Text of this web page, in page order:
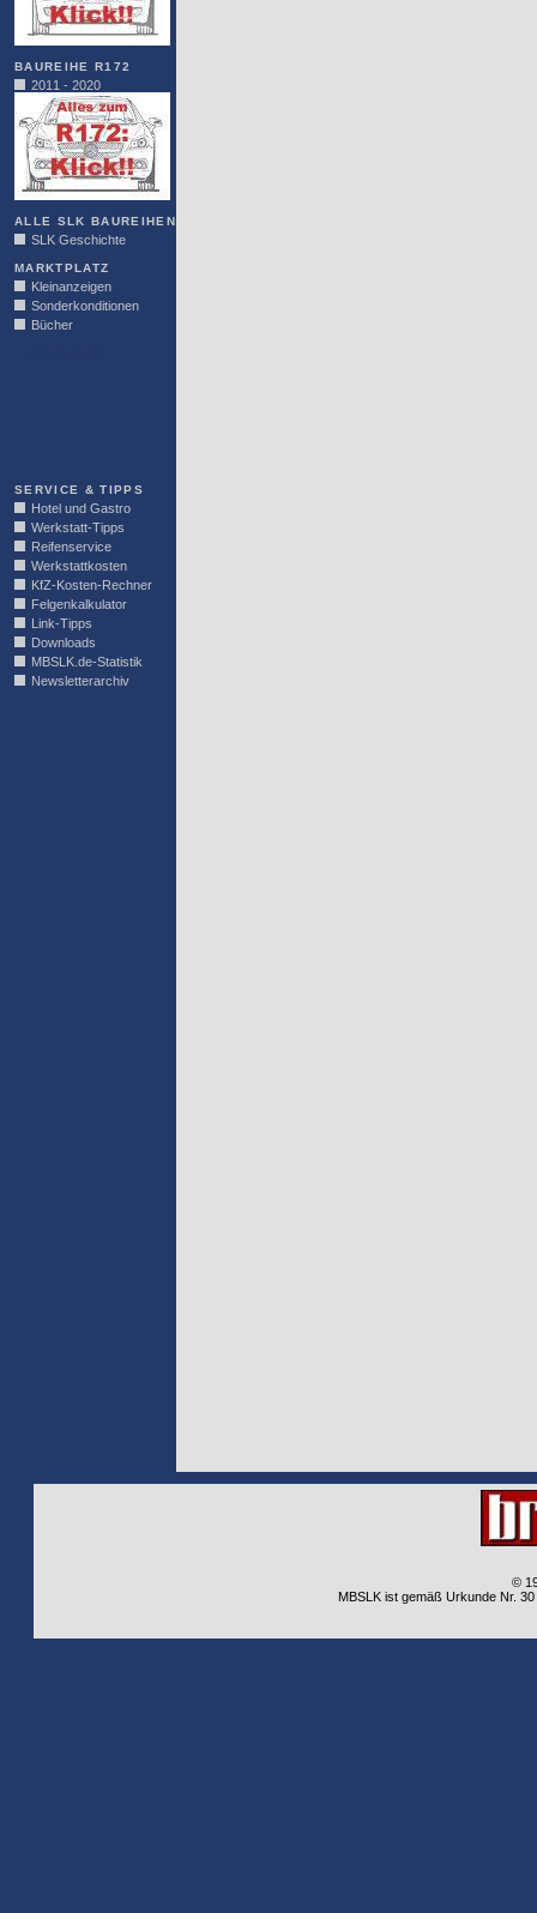
BAUREIHE R172
2011 - 2020
ALLE SLK BAUREIHEN
SLK Geschichte
MARKTPLATZ
Kleinanzeigen
Sonderkonditionen
Bücher
SERVICE & TIPPS
Hotel und Gastro
Werkstatt-Tipps
Reifenservice
Werkstattkosten
KfZ-Kosten-Rechner
Felgenkalkulator
Link-Tipps
Downloads
MBSLK.de-Statistik
Newsletterarchiv
©
MBSLK ist gemäß Urkunde Nr.